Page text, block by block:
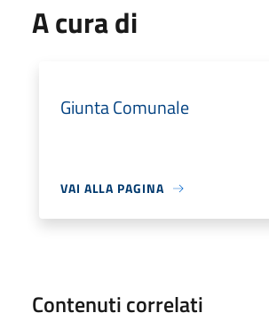
A cura di
Giunta Comunale
VAI ALLA PAGINA
Contenuti correlati